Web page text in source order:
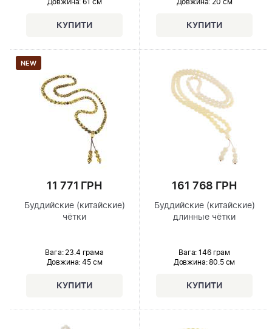
Довжина: 61 см
Довжина: 20 см
NEW
11 771 ГРН
Буддийские (китайские)
чётки
Вага: 23.4 грама
Довжина: 45 см
161 768 ГРН
Буддийские (китайские)
длинные чётки
Вага: 146 грам
Довжина:80.5 см